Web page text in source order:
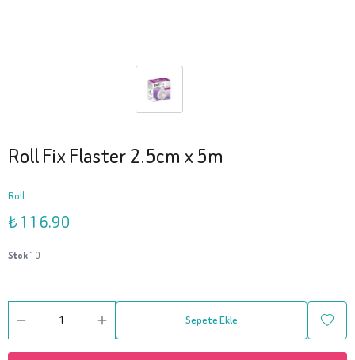
Roll Fix Flaster 2.5cm x 5m
Roll
₺ 116.90
Stok10
Sepete Ekle